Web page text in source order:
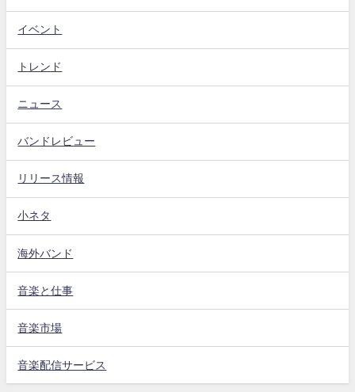
イベント
トレンド
ニュース
バンドレビュー
リリース情報
小ネタ
海外バンド
音楽と仕事
音楽市場
音楽配信サービス